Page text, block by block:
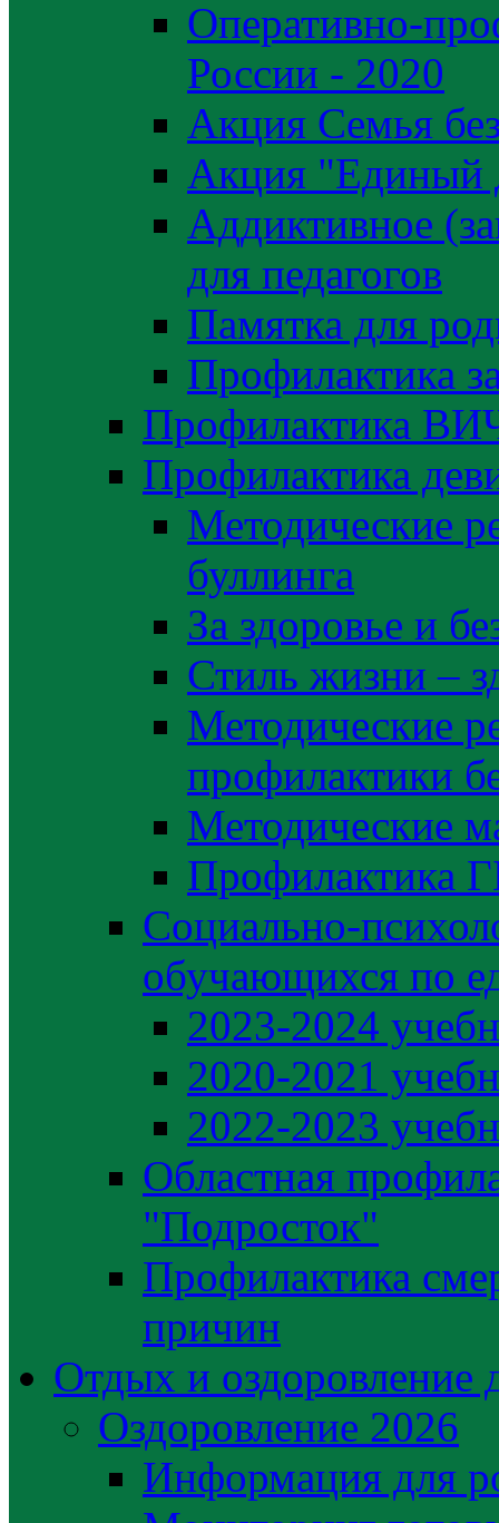
Оперативно-
России - 2020
Акция Семья
Акция "Единый
Аддиктивное
для педагогов
Памятка для
Профилактика
Профилактика
Профилактика
Методические
буллинга
За здоровье и
Стиль жизни –
Методические
профилактики
Методические
Социально-
обучающихся по
2023-2024
2020-2021
2022-2023
Областная
"Подросток"
Профилактика
причин
Отдых и оздоровление
Оздоровление 2026
Информация для